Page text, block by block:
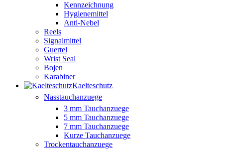
Kennzeichnung
Hygienemittel
Anti-Nebel
Reels
Signalmittel
Guertel
Wrist Seal
Bojen
Karabiner
Kaelteschutz
Nasstauchanzuege
3 mm Tauchanzuege
5 mm Tauchanzuege
7 mm Tauchanzuege
Kurze Tauchanzuege
Trockentauchanzuege